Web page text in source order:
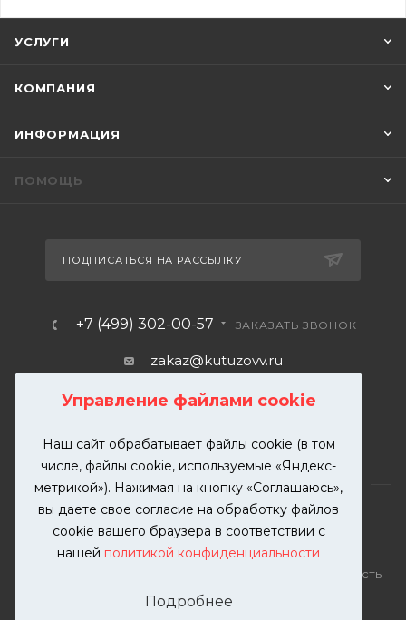
Управление файлами cookie
Наш сайт обрабатывает файлы cookie (в том
числе, файлы cookie, используемые «Яндекс-
метрикой»). Нажимая на кнопку «Соглашаюсь»,
вы даете свое согласие на обработку файлов
cookie вашего браузера в соответствии с
нашей политикой конфиденциальности
Подробнее
УСЛУГИ
КОМПАНИЯ
ИНФОРМАЦИЯ
ПОМОЩЬ
ПОДПИСАТЬСЯ НА РАССЫЛКУ
+7 (499) 302-00-57 ЗАКАЗАТЬ ЗВОНОК
zakaz@kutuzovv.ru
г. Москва, Краснобогатырская
улица, 89, стр. 1.
2026 © KUTUZOVV | Кузовной ремонт и покраска
автомобилей. Вся информация на сайте – собственность
ООО "КУТУЗОВВ"
Публикация информации с сайта KUTUZOVV.RU без